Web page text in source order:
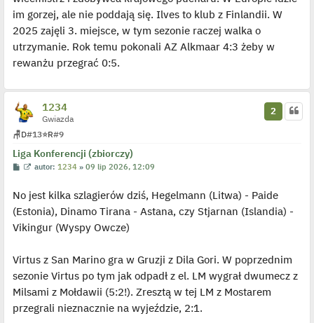
im gorzej, ale nie poddają się. Ilves to klub z Finlandii. W
2025 zajęli 3. miejsce, w tym sezonie raczej walka o
utrzymanie. Rok temu pokonali AZ Alkmaar 4:3 żeby w
rewanżu przegrać 0:5.
1234
Gwiazda
🪑D#13⭐R#9
Liga Konferencji (zbiorczy)
2
P
t
W
w
e
l
j
e
d
n
z
autor:1234 »09 lip 2026, 12:09
No jest kilka szlagierów dziś, Hegelmann (Litwa) - Paide
(Estonia), Dinamo Tirana - Astana, czy Stjarnan (Islandia) -
Vikingur (Wyspy Owcze)
Virtus z San Marino gra w Gruzji z Dila Gori. W poprzednim
sezonie Virtus po tym jak odpadł z el. LM wygrał dwumecz z
Milsami z Mołdawii (5:2!). Zresztą w tej LM z Mostarem
przegrali nieznacznie na wyjeździe, 2:1.